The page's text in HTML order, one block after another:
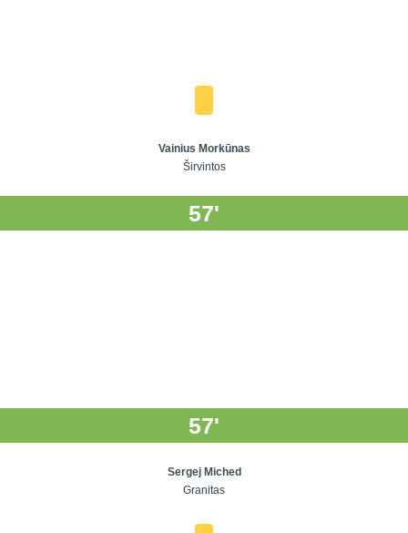
Vainius Morkūnas
Širvintos
57'
57'
Sergej Miched
Granitas